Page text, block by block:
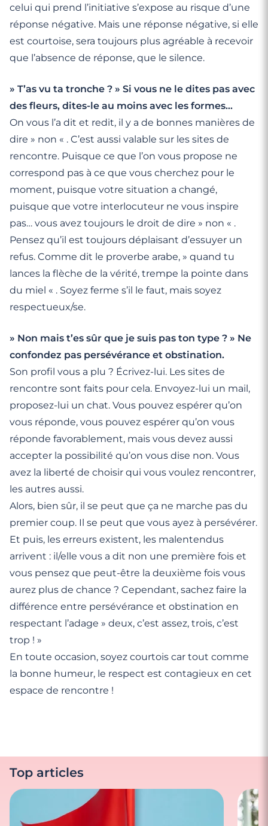
celui qui prend l’initiative s’expose au risque d’une
réponse négative. Mais une réponse négative, si elle
est courtoise, sera toujours plus agréable à recevoir
que l’absence de réponse, que le silence.
» T’as vu ta tronche ? » Si vous ne le dites pas avec
des fleurs, dites-le au moins avec les formes…
On vous l’a dit et redit, il y a de bonnes manières de
dire » non « . C’est aussi valable sur les sites de
rencontre. Puisque ce que l’on vous propose ne
correspond pas à ce que vous cherchez pour le
moment, puisque votre situation a changé,
puisque que votre interlocuteur ne vous inspire
pas… vous avez toujours le droit de dire » non « .
Pensez qu’il est toujours déplaisant d’essuyer un
refus. Comme dit le proverbe arabe, » quand tu
lances la flèche de la vérité, trempe la pointe dans
du miel « . Soyez ferme s’il le faut, mais soyez
respectueux/se.
» Non mais t’es sûr que je suis pas ton type ? » Ne
confondez pas persévérance et obstination.
Son profil vous a plu ? Écrivez-lui. Les sites de
rencontre sont faits pour cela. Envoyez-lui un mail,
proposez-lui un chat. Vous pouvez espérer qu’on
vous réponde, vous pouvez espérer qu’on vous
réponde favorablement, mais vous devez aussi
accepter la possibilité qu’on vous dise non. Vous
avez la liberté de choisir qui vous voulez rencontrer,
les autres aussi.
Alors, bien sûr, il se peut que ça ne marche pas du
premier coup. Il se peut que vous ayez à persévérer.
Et puis, les erreurs existent, les malentendus
arrivent : il/elle vous a dit non une première fois et
vous pensez que peut-être la deuxième fois vous
aurez plus de chance ? Cependant, sachez faire la
différence entre persévérance et obstination en
respectant l’adage » deux, c’est assez, trois, c’est
trop ! »
En toute occasion, soyez courtois car tout comme
la bonne humeur, le respect est contagieux en cet
espace de rencontre !
Top articles